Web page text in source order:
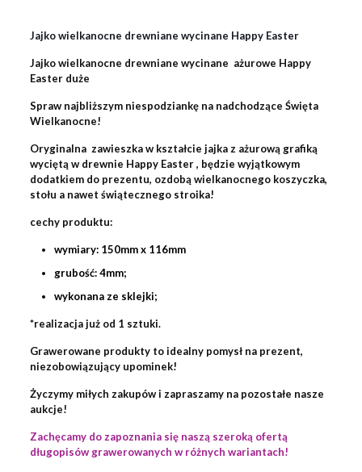
Jajko wielkanocne drewniane wycinane Happy Easter
Jajko wielkanocne drewniane wycinane ażurowe Happy
Easter duże
Spraw najbliższym niespodziankę na nadchodzące Święta
Wielkanocne!
Oryginalna zawieszka w kształcie jajka z ażurową grafiką
wyciętą w drewnie Happy Easter , będzie wyjątkowym
dodatkiem do prezentu, ozdobą wielkanocnego koszyczka,
stołu a nawet świątecznego stroika!
cechy produktu:
wymiary: 150mm x 116mm
grubość: 4mm;
wykonana ze sklejki;
*realizacja już od 1 sztuki.
Grawerowane produkty to idealny pomysł na prezent,
niezobowiązujący upominek!
Życzymy miłych zakupów i zapraszamy na pozostałe nasze
aukcje!
Zachęcamy do zapoznania się naszą szeroką ofertą
długopisów grawerowanych w różnych wariantach!